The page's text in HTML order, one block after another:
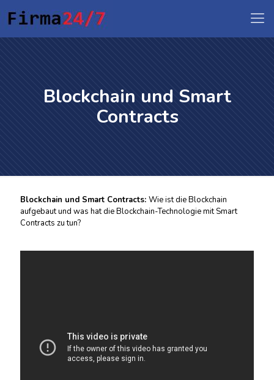
Blockchain und Smart
Contracts
Blockchain und Smart Contracts: Wie ist die Blockchain
aufgebaut und was hat die Blockchain-Technologie mit Smart
Contracts zu tun?